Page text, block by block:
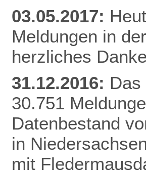
03.05.2017:
Meldungen in
herzliches
31.12.2016:
30.751
Datenbestand
in
mit